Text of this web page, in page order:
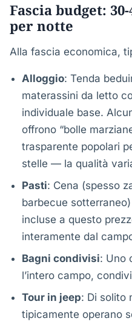
Fascia budget:
per notte
Alla fascia economica,
Alloggio: Tenda
materassini da letto
individuale base.
offrono “bolle
trasparente popolari
stelle — la qualità
Pasti: Cena (spesso
barbecue
incluse a questo
interamente dal
Bagni condivisi: Uno
l’intero campo,
Tour in jeep: Di solito
tipicamente operano